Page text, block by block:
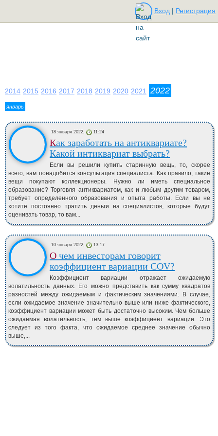
Вход | Регистрация
2014 2015 2016 2017 2018 2019 2020 2021 2022
январь
18 января 2022, 11:24
Как заработать на антиквариате?
Какой интиквариат выбрать?
Если вы решили купить старинную вещь, то, скорее
всего, вам понадобится консультация специалиста. Как правило, такие
вещи покупают коллекционеры. Нужно ли иметь специальное
образование? Торговля антиквариатом, как и любым другим товаром,
требует определенного образования и опыта работы. Если вы не
хотите постоянно тратить деньги на специалистов, которые будут
оценивать товар, то вам...
10 января 2022, 13:17
О чем инвесторам говорит
коэффициент вариации COV?
Коэффициент вариации отражает ожидаемую
волатильность данных. Его можно представить как сумму квадратов
разностей между ожидаемым и фактическим значениями. В случае,
если ожидаемое значение значительно выше или ниже фактического,
коэффициент вариации может быть достаточно высоким. Чем больше
ожидаемая волатильность, тем выше коэффициент вариации. Это
следует из того факта, что ожидаемое среднее значение обычно
выше,...